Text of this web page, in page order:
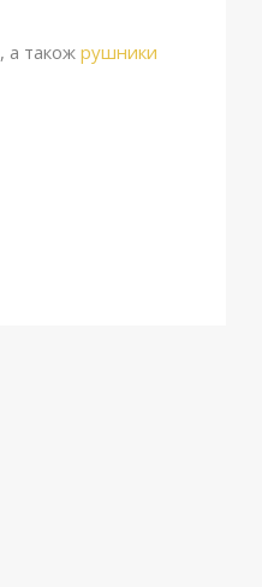
, а також рушники